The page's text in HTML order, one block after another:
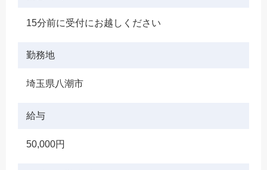
15分前に受付にお越しください
勤務地
埼玉県八潮市
給与
50,000円